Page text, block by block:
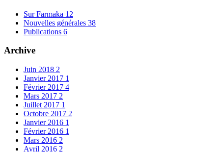
Sur Farmaka 12
Nouvelles générales 38
Publications 6
Archive
Juin 2018 2
Janvier 2017 1
Février 2017 4
Mars 2017 2
Juillet 2017 1
Octobre 2017 2
Janvier 2016 1
Février 2016 1
Mars 2016 2
Avril 2016 2